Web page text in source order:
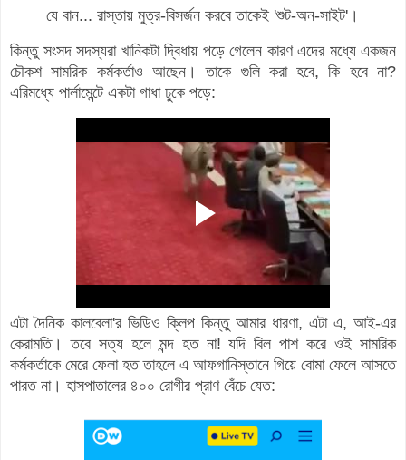
যে বান... রাস্তায় মুত্র-বিসর্জন করবে তাকেই 'শুট-অন-সাইট'।
কিন্তু সংসদ সদস্যরা খানিকটা দ্বিধায় পড়ে গেলেন কারণ এদের মধ্যে একজন
চৌকশ সামরিক কর্মকর্তাও আছেন। তাকে গুলি করা হবে, কি হবে না?
এরিমধ্যে পার্লামেন্টে একটা গাধা ঢুকে পড়ে:
এটা দৈনিক কালবেলা'র ভিডিও ক্লিপ কিন্তু আমার ধারণা, এটা এ, আই-এর
কেরামতি। তবে সত্য হলে মন্দ হত না! যদি বিল পাশ করে ওই সামরিক
কর্মকর্তাকে মেরে ফেলা হত তাহলে এ আফগানিস্তানে গিয়ে বোমা ফেলে আসতে
পারত না। হাসপাতালের ৪০০ রোগীর প্রাণ বেঁচে যেত: